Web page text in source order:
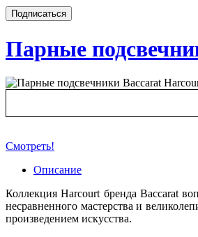
Парные
Смотреть!
Описание
Коллекция Harcourt бренда Baccarat
несравненного мастерства и
произведением искусства.